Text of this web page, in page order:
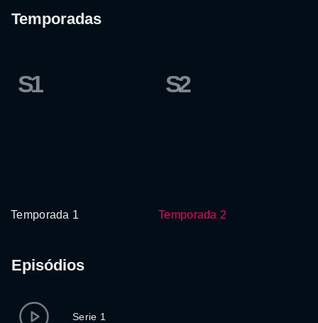
Temporadas
S1
Temporada 1
S2
Temporada 2
Episódios
Serie 1